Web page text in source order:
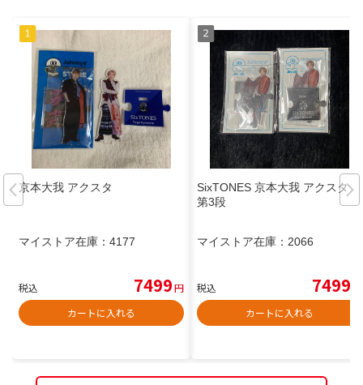
京本大我 アクスタ
マイストア在庫： 4177
税込 7499円
カートに入れる
SixTONES 京本大我 アクスタ
第3段
マイストア在庫： 2066
税込 7499
カートに入れる